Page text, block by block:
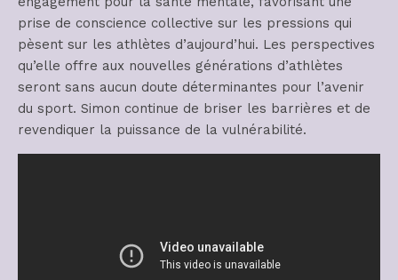
prise de conscience collective sur les pressions qui
pèsent sur les athlètes d’aujourd’hui. Les perspectives
qu’elle offre aux nouvelles générations d’athlètes
seront sans aucun doute déterminantes pour l’avenir
du sport. Simon continue de briser les barrières et de
revendiquer la puissance de la vulnérabilité.